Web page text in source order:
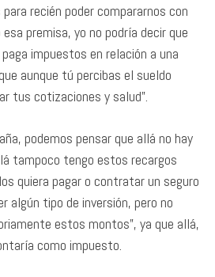
recién poder compararnos con
premisa, yo no podría decir que
impuestos en relación a una
aunque tú percibas el sueldo
tus cotizaciones y salud”.
podemos pensar que allá no hay
tampoco tengo estos recargos
quiera pagar o contratar un seguro
algún tipo de inversión, pero no
estos montos”, ya que allá,
como impuesto.